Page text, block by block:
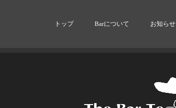
トップ Barについて お知らせ